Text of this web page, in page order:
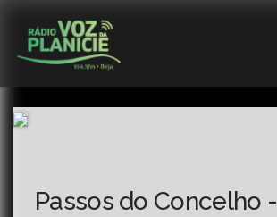
Passos do Concelho -